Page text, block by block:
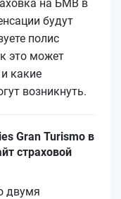
на БМВ в
будут
полис
это может
какие
возникнуть.
Gran Turismo в
страховой
двумя